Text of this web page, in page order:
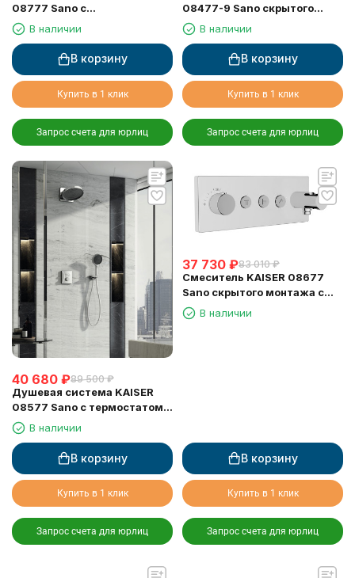
08777 Sano с
гигиеническим душем и
термостатом
В наличии
В корзину
Купить в 1 клик
Запрос счета для юрлиц
08477-9 Sano скрытого
монтажа, с термостатом
В наличии
В корзину
Купить в 1 клик
Запрос счета для юрлиц
40 680 ₽89 500 ₽
Душевая система KAISER
08577 Sano с термостатом,
скрытого монтажа
(кронштейн 0160)
В наличии
В корзину
Купить в 1 клик
Запрос счета для юрлиц
37 730 ₽83 010 ₽
Смеситель KAISER 08677
Sano скрытого монтажа с
термостатом
В наличии
В корзину
Купить в 1 клик
Запрос счета для юрлиц